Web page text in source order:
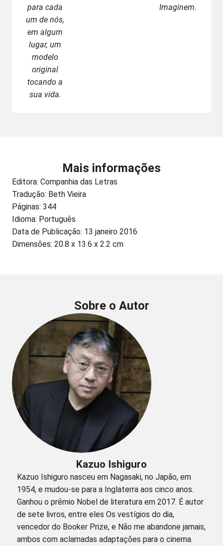
para cada
um de nós,
em algum
lugar, um
modelo
original
tocando a
sua vida.
Imaginem.
Mais informações
Editora: Companhia das Letras
Tradução: Beth Vieira
Páginas: 344
Idioma: Português
Data de Publicação: 13 janeiro 2016
Dimensões: 20.8 x 13.6 x 2.2 cm
Sobre o Autor
Kazuo Ishiguro
Kazuo Ishiguro nasceu em Nagasaki, no Japão, em
1954, e mudou-se para a Inglaterra aos cinco anos.
Ganhou o prêmio Nobel de literatura em 2017. É autor
de sete livros, entre eles Os vestígios do dia,
vencedor do Booker Prize, e Não me abandone jamais,
ambos com aclamadas adaptações para o cinema.